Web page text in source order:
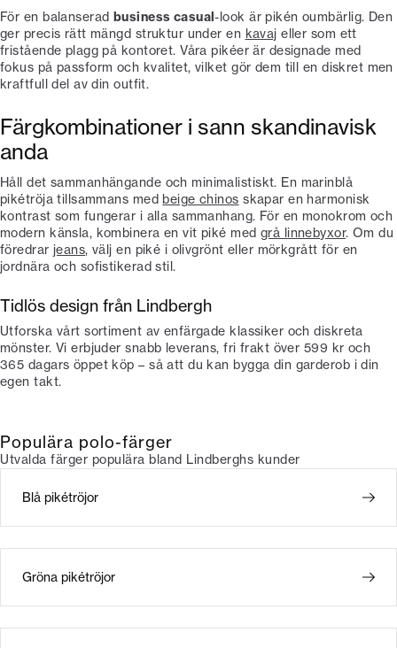
För en balanserad business casual-look är pikén oumbärlig. Den
ger precis rätt mängd struktur under en kavaj eller som ett
fristående plagg på kontoret. Våra pikéer är designade med
fokus på passform och kvalitet, vilket gör dem till en diskret men
kraftfull del av din outfit.
Färgkombinationer i sann skandinavisk
anda
Håll det sammanhängande och minimalistiskt. En marinblå
pikétröja tillsammans med beige chinos skapar en harmonisk
kontrast som fungerar i alla sammanhang. För en monokrom och
modern känsla, kombinera en vit piké med grå linnebyxor. Om du
föredrar jeans, välj en piké i olivgrönt eller mörkgrått för en
jordnära och sofistikerad stil.
Tidlös design från Lindbergh
Utforska vårt sortiment av enfärgade klassiker och diskreta
mönster. Vi erbjuder snabb leverans, fri frakt över 599 kr och
365 dagars öppet köp – så att du kan bygga din garderob i din
egen takt.
Populära polo-färger
Utvalda färger populära bland Lindberghs kunder
Blå pikétröjor
Gröna pikétröjor